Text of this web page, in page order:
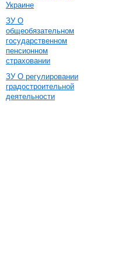
Украине
ЗУ О
общеобязательном
государственном
пенсионном
страховании
ЗУ О регулировании
градостроительной
деятельности